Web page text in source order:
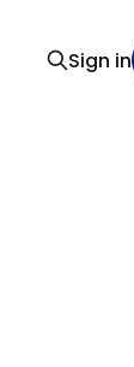
Sign in